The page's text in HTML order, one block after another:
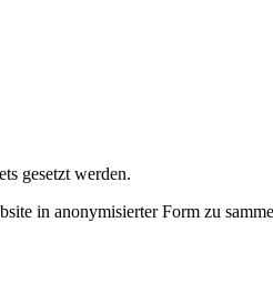
gesetzt werden.
in anonymisierter Form zu